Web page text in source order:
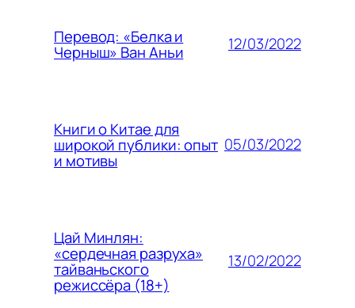
Перевод: «Белка и
Черныш» Ван Аньи 12/03/2022
Книги о Китае для
широкой публики: опыт
и мотивы
05/03/2022
Цай Минлян:
«сердечная разруха»
тайваньского
режиссёра (18+)
13/02/2022